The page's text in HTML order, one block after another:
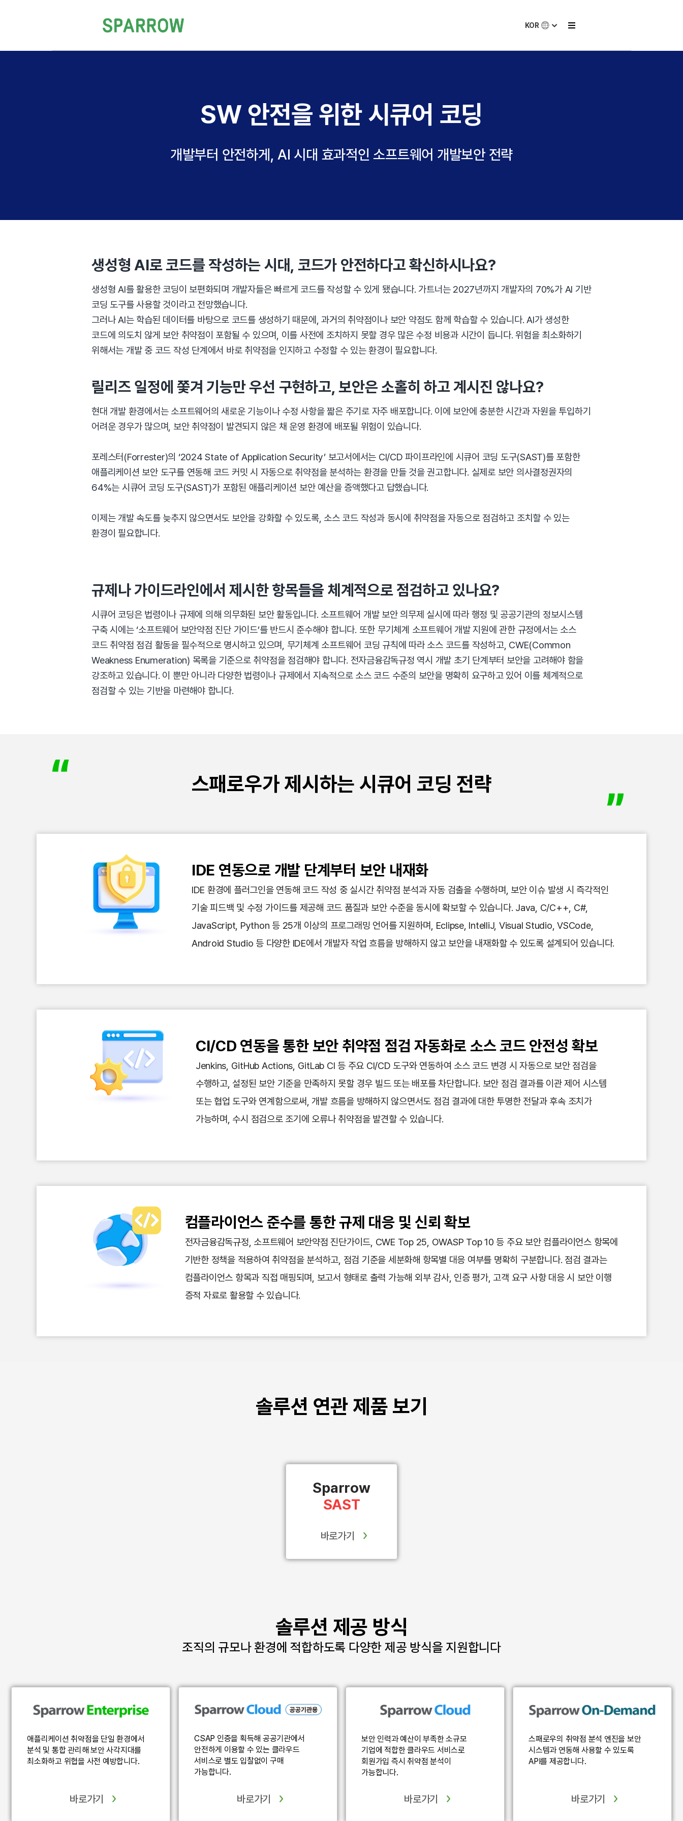
KOR
SW 안전을 위한 시큐어 코딩
개발부터 안전하게, AI 시대 효과적인 소프트웨어 개발보안 전략
생성형 AI로 코드를 작성하는 시대, 코드가 안전하다고 확신하시나요?
생성형 AI를 활용한 코딩이 보편화되며 개발자들은 빠르게 코드를 작성할 수 있게 됐습니다. 가트너는 2027년까지 개발자의 70%가 AI 기반
코딩 도구를 사용할 것이라고 전망했습니다.
그러나 AI는 학습된 데이터를 바탕으로 코드를 생성하기 때문에, 과거의 취약점이나 보안 약점도 함께 학습할 수 있습니다. AI가 생성한
코드에 의도치 않게 보안 취약점이 포함될 수 있으며, 이를 사전에 조치하지 못할 경우 많은 수정 비용과 시간이 듭니다. 위험을 최소화하기
위해서는 개발 중 코드 작성 단계에서 바로 취약점을 인지하고 수정할 수 있는 환경이 필요합니다.
릴리즈 일정에 쫓겨 기능만 우선 구현하고, 보안은 소홀히 하고 계시진 않나요?
현대 개발 환경에서는 소프트웨어의 새로운 기능이나 수정 사항을 짧은 주기로 자주 배포합니다. 이에 보안에 충분한 시간과 자원을 투입하기
어려운 경우가 많으며, 보안 취약점이 발견되지 않은 채 운영 환경에 배포될 위험이 있습니다.
포레스터(Forrester)의 ‘2024 State of Application Security’ 보고서에서는 CI/CD 파이프라인에 시큐어 코딩 도구(SAST)를 포함한
애플리케이션 보안 도구를 연동해 코드 커밋 시 자동으로 취약점을 분석하는 환경을 만들 것을 권고합니다. 실제로 보안 의사결정권자의
64%는 시큐어 코딩 도구(SAST)가 포함된 애플리케이션 보안 예산을 증액했다고 답했습니다.
이제는 개발 속도를 늦추지 않으면서도 보안을 강화할 수 있도록, 소스 코드 작성과 동시에 취약점을 자동으로 점검하고 조치할 수 있는
환경이 필요합니다.
규제나 가이드라인에서 제시한 항목들을 체계적으로 점검하고 있나요?
시큐어 코딩은 법령이나 규제에 의해 의무화된 보안 활동입니다. 소프트웨어 개발 보안 의무제 실시에 따라 행정 및 공공기관의 정보시스템
구축 시에는 ‘소프트웨어 보안약점 진단 가이드’를 반드시 준수해야 합니다. 또한 무기체계 소프트웨어 개발 지원에 관한 규정에서는 소스
코드 취약점 점검 활동을 필수적으로 명시하고 있으며, 무기체계 소프트웨어 코딩 규칙에 따라 소스 코드를 작성하고, CWE(Common
Weakness Enumeration) 목록을 기준으로 취약점을 점검해야 합니다. 전자금융감독규정 역시 개발 초기 단계부터 보안을 고려해야 함을
강조하고 있습니다. 이 뿐만 아니라 다양한 법령이나 규제에서 지속적으로 소스 코드 수준의 보안을 명확히 요구하고 있어 이를 체계적으로
점검할 수 있는 기반을 마련해야 합니다.
스패로우가 제시하는 시큐어 코딩 전략
IDE 연동으로 개발 단계부터 보안 내재화
IDE 환경에 플러그인을 연동해 코드 작성 중 실시간 취약점 분석과 자동 검출을 수행하며, 보안 이슈 발생 시 즉각적인
기술 피드백 및 수정 가이드를 제공해 코드 품질과 보안 수준을 동시에 확보할 수 있습니다. Java, C/C++, C#,
JavaScript, Python 등 25개 이상의 프로그래밍 언어를 지원하며, Eclipse, IntelliJ, Visual Studio, VSCode,
Android Studio 등 다양한 IDE에서 개발자 작업 흐름을 방해하지 않고 보안을 내재화할 수 있도록 설계되어 있습니다.
CI/CD 연동을 통한 보안 취약점 점검 자동화로 소스 코드 안전성 확보
Jenkins, GitHub Actions, GitLab CI 등 주요 CI/CD 도구와 연동하여 소스 코드 변경 시 자동으로 보안 점검을
수행하고, 설정된 보안 기준을 만족하지 못할 경우 빌드 또는 배포를 차단합니다. 보안 점검 결과를 이관 제어 시스템
또는 협업 도구와 연계함으로써, 개발 흐름을 방해하지 않으면서도 점검 결과에 대한 투명한 전달과 후속 조치가
가능하며, 수시 점검으로 조기에 오류나 취약점을 발견할 수 있습니다.
컴플라이언스 준수를 통한 규제 대응 및 신뢰 확보
전자금융감독규정, 소프트웨어 보안약점 진단가이드, CWE Top 25, OWASP Top 10 등 주요 보안 컴플라이언스 항목에
기반한 정책을 적용하여 취약점을 분석하고, 점검 기준을 세분화해 항목별 대응 여부를 명확히 구분합니다. 점검 결과는
컴플라이언스 항목과 직접 매핑되며, 보고서 형태로 출력 가능해 외부 감사, 인증 평가, 고객 요구 사항 대응 시 보안 이행
증적 자료로 활용할 수 있습니다.
솔루션 연관 제품 보기
Sparrow
SAST
바로가기
솔루션 제공 방식
조직의 규모나 환경에 적합하도록 다양한 제공 방식을 지원합니다
애플리케이션 취약점을 단일 환경에서
분석 및 통합 관리해 보안 사각지대를
최소화하고 위협을 사전 예방합니다.
바로가기
CSAP 인증을 획득해 공공기관에서
안전하게 이용할 수 있는 클라우드
서비스로 별도 입찰없이 구매
가능합니다.
바로가기
보안 인력과 예산이 부족한 소규모
기업에 적합한 클라우드 서비스로
회원가입 즉시 취약점 분석이
가능합니다.
바로가기
스패로우의 취약점 분석 엔진을 보안
시스템과 연동해 사용할 수 있도록
API를 제공합니다.
바로가기